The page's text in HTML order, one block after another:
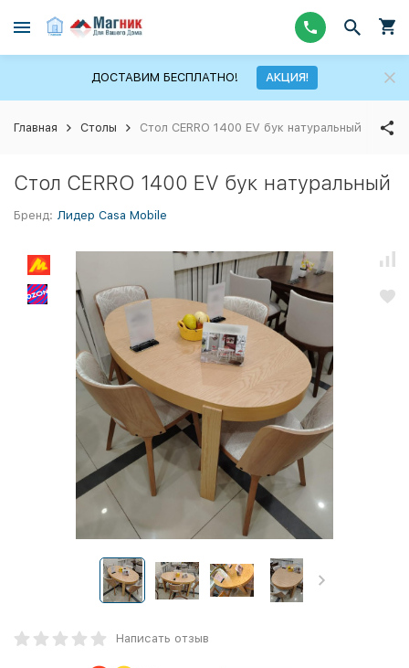
ДОСТАВИМ БЕСПЛАТНО! АКЦИЯ!
Главная Столы Стол CERRO 1400 EV бук натуральный
Стол CERRO 1400 EV бук натуральный
Бренд: Лидер Casa Mobile
Написать отзыв